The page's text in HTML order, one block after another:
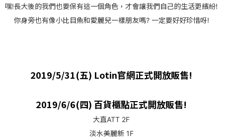
嘿!長大後的我們也要保有這一個角色，才會讓我們自己的生活更繽紛!
你身旁也有像小比目魚和愛麗兒一樣朋友嗎? 一定要好好珍惜呀!
2019/5/31(五) Lotin官網正式開放販售!
2019/6/6(四) 百貨櫃點正式開放販售!
大直ATT 2F
淡水美麗新 1F